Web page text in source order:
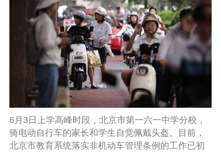
6月3日上学高峰时段，北京市第一六一中学分校，
骑电动自行车的家长和学生自觉佩戴头盔。目前，
北京市教育系统落实非机动车管理条例的工作已初